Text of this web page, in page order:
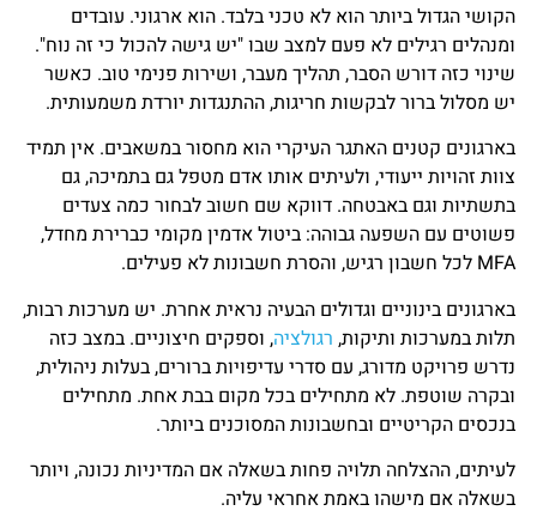
הקושי הגדול ביותר הוא לא טכני בלבד. הוא ארגוני. עובדים
ומנהלים רגילים לא פעם למצב שבו "יש גישה להכול כי זה נוח".
שינוי כזה דורש הסבר, תהליך מעבר, ושירות פנימי טוב. כאשר
יש מסלול ברור לבקשות חריגות, ההתנגדות יורדת משמעותית.
בארגונים קטנים האתגר העיקרי הוא מחסור במשאבים. אין תמיד
צוות זהויות ייעודי, ולעיתים אותו אדם מטפל גם בתמיכה, גם
בתשתיות וגם באבטחה. דווקא שם חשוב לבחור כמה צעדים
פשוטים עם השפעה גבוהה: ביטול אדמין מקומי כברירת מחדל,
MFA לכל חשבון רגיש, והסרת חשבונות לא פעילים.
בארגונים בינוניים וגדולים הבעיה נראית אחרת. יש מערכות רבות,
תלות במערכות ותיקות, רגולציה, וספקים חיצוניים. במצב כזה
נדרש פרויקט מדורג, עם סדרי עדיפויות ברורים, בעלות ניהולית,
ובקרה שוטפת. לא מתחילים בכל מקום בבת אחת. מתחילים
בנכסים הקריטיים ובחשבונות המסוכנים ביותר.
לעיתים, ההצלחה תלויה פחות בשאלה אם המדיניות נכונה, ויותר
בשאלה אם מישהו באמת אחראי עליה.